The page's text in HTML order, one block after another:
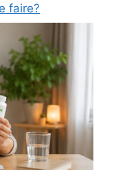
faire?